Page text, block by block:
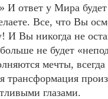
И ответ у Мира
Все, что Вы
И Вы никогда не
не будет
мечты,
трансформация
глазами.